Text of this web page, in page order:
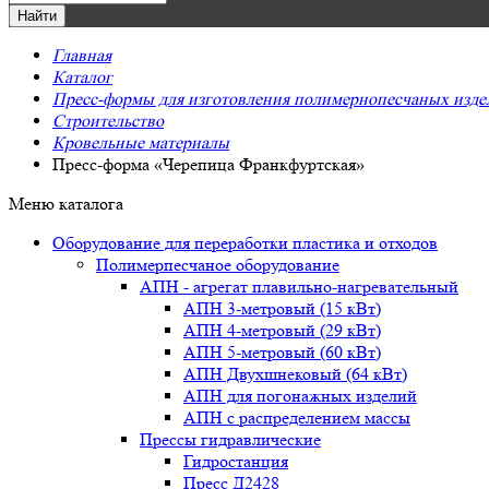
Главная
Каталог
Пресс-формы для изготовления полимернопесчаных
Строительство
Кровельные материалы
Пресс-форма «Черепица Франкфуртская»
Меню каталога
Оборудование для переработки пластика и отходов
Полимерпесчаное оборудование
АПН - агрегат плавильно-нагревательный
АПН 3-метровый (15 кВт)
АПН 4-метровый (29 кВт)
АПН 5-метровый (60 кВт)
АПН Двухшнековый (64 кВт)
АПН для погонажных изделий
АПН с распределением массы
Прессы гидравлические
Гидростанция
Пресс Д2428